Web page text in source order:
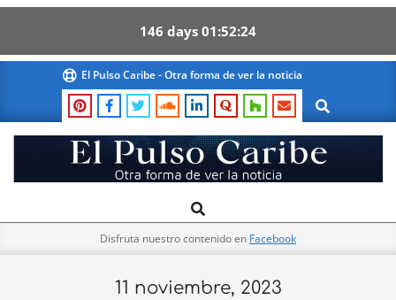
146 days 01 52 24
content
El Pulso Caribe - Otra forma de ver la noticia
Search
El
Pulso
Navigation
Search
Disfruta nuestro contenido en Facebook
11 noviembre, 2023